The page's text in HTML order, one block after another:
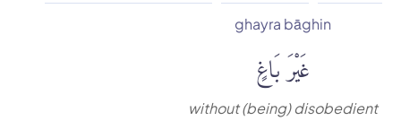
ghayra bāghin
غَيْرَ بَاغٍ
without (being) disobedient